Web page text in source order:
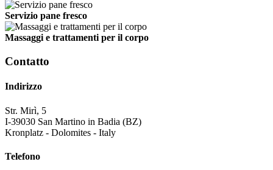
Servizio pane fresco
Massaggi e trattamenti per il corpo
Contatto
Indirizzo
Str. Mirì, 5
I-39030 San Martino in Badia (BZ)
Kronplatz - Dolomites - Italy
Telefono